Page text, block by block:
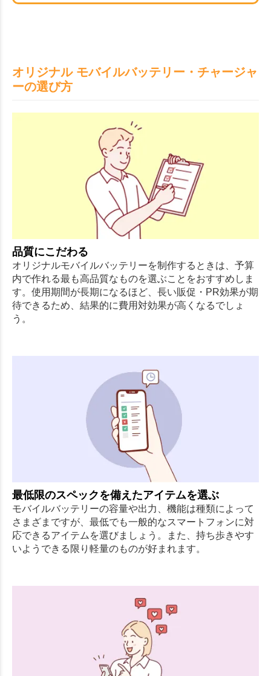
オリジナル モバイルバッテリー・チャージャ
ーの選び方
品質にこだわる
オリジナルモバイルバッテリーを制作するときは、予算
内で作れる最も高品質なものを選ぶことをおすすめしま
す。使用期間が長期になるほど、長い販促・PR効果が期
待できるため、結果的に費用対効果が高くなるでしょ
う。
最低限のスペックを備えたアイテムを選ぶ
モバイルバッテリーの容量や出力、機能は種類によって
さまざまですが、最低でも一般的なスマートフォンに対
応できるアイテムを選びましょう。また、持ち歩きやす
いようできる限り軽量のものが好まれます。